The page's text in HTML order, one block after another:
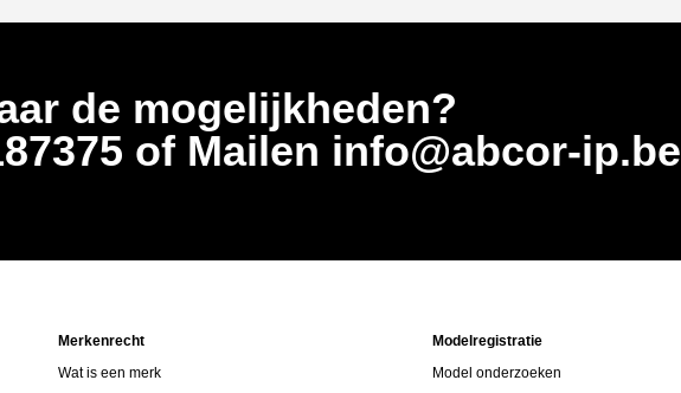
de mogelijkheden?
of Mailen info@abcor-ip.be
Merkenrecht
Wat is een merk
Modelregistratie
Model onderzoeken